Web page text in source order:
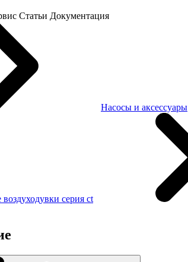
Статьи Документация
Насосы и аксессуары
серия ct